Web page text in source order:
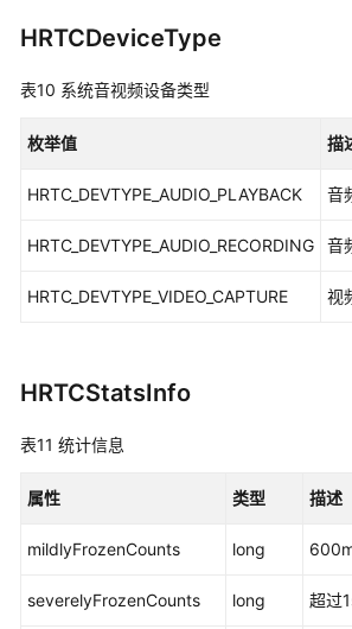
HRTCDeviceType
表10 系统音视频设备类型
枚举值 描
HRTC_DEVTYPE_AUDIO_PLAYBACK 音
HRTC_DEVTYPE_AUDIO_RECORDING 音
HRTC_DEVTYPE_VIDEO_CAPTURE 视
HRTCStatsInfo
表11 统计信息
属性 类型 描述
mildlyFrozenCounts long
severelyFrozenCounts long 超过